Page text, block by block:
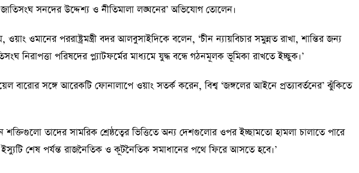
সনদের উদ্দেশ্য ও নীতিমালা লঙ্ঘনের’ অভিযোগ তোলেন।
ওয়াং ওমানের পররাষ্ট্রমন্ত্রী বদর আলবুসাইদিকে বলেন, ‘চীন ন্যায়বিচার সমুন্নত রাখা, শান্তির জন্য
নিরাপত্তা পরিষদের প্ল্যাটফর্মের মাধ্যমে যুদ্ধ বন্ধে গঠনমূলক ভূমিকা রাখতে ইচ্ছুক।’
বারোর সঙ্গে আরেকটি ফোনালাপে ওয়াং সতর্ক করেন, বিশ্ব ‘জঙ্গলের আইনে প্রত্যাবর্তনের’ ঝুঁকিতে
তাদের সামরিক শ্রেষ্ঠত্বের ভিত্তিতে অন্য দেশগুলোর ওপর ইচ্ছামতো হামলা চালাতে পারে
ইস্যুটি শেষ পর্যন্ত রাজনৈতিক ও কূটনৈতিক সমাধানের পথে ফিরে আসতে হবে।’